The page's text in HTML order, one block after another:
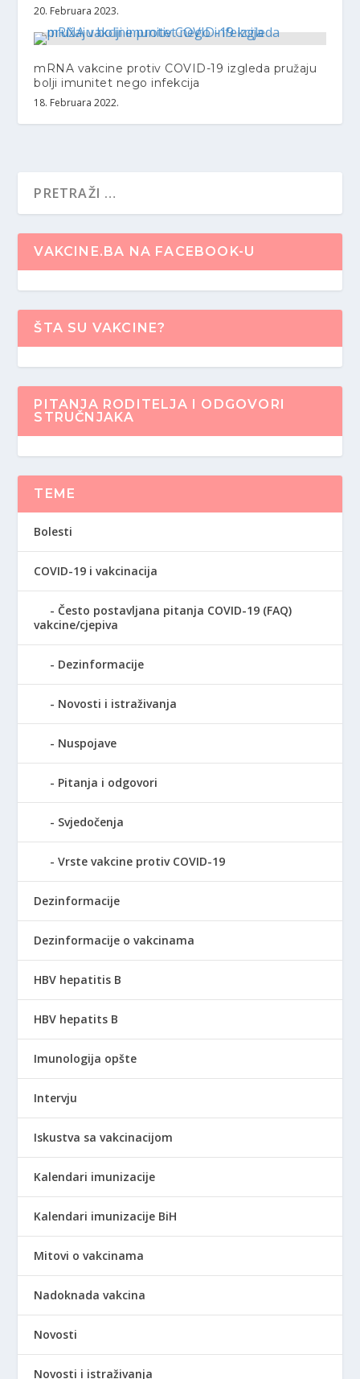
20. Februara 2023.
mRNA vakcine protiv COVID-19 izgleda pružaju
bolji imunitet nego infekcija
18. Februara 2022.
VAKCINE.BA NA FACEBOOK-U
ŠTA SU VAKCINE?
PITANJA RODITELJA I ODGOVORI
STRUČNJAKA
TEME
Bolesti
COVID-19 i vakcinacija
Često postavljana pitanja COVID-19 (FAQ)
vakcine/cjepiva
Dezinformacije
Novosti i istraživanja
Nuspojave
Pitanja i odgovori
Svjedočenja
Vrste vakcine protiv COVID-19
Dezinformacije
Dezinformacije o vakcinama
HBV hepatitis B
HBV hepatits B
Imunologija opšte
Intervju
Iskustva sa vakcinacijom
Kalendari imunizacije
Kalendari imunizacije BiH
Mitovi o vakcinama
Nadoknada vakcina
Novosti
Novosti i istraživanja